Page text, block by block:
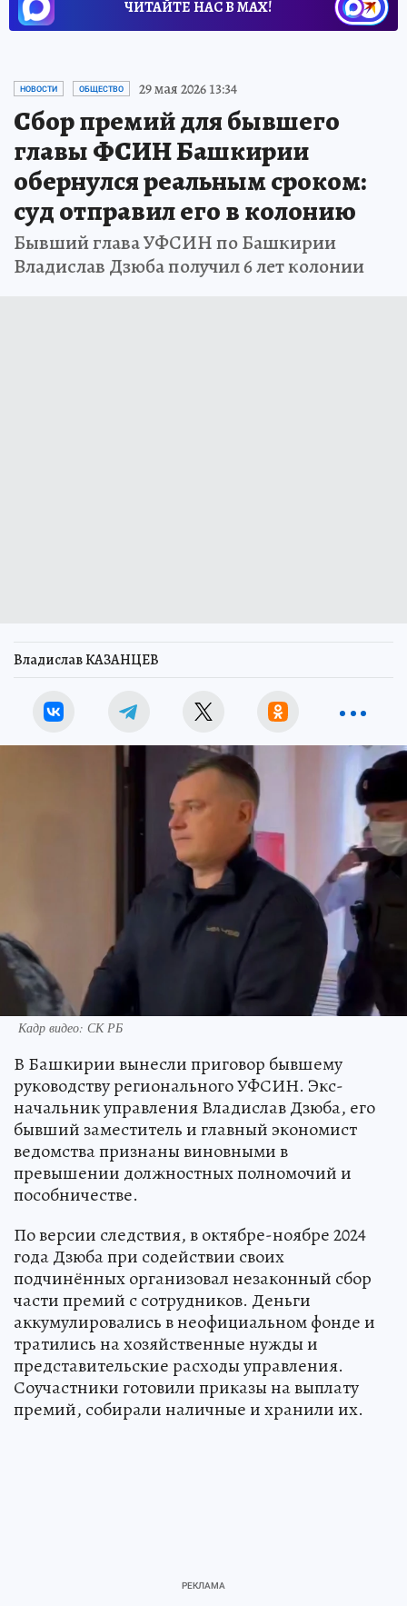
ЧИТАЙТЕ НАС В МАХ!
НОВОСТИ ОБЩЕСТВО 29 мая 2026 13:34
Сбор премий для бывшего
главы ФСИН Башкирии
обернулся реальным сроком:
суд отправил его в колонию
Бывший глава УФСИН по Башкирии
Владислав Дзюба получил 6 лет колонии
Владислав КАЗАНЦЕВ
Кадр видео: СК РБ
В Башкирии вынесли приговор бывшему
руководству регионального УФСИН. Экс-
начальник управления Владислав Дзюба, его
бывший заместитель и главный экономист
ведомства признаны виновными в
превышении должностных полномочий и
пособничестве.
По версии следствия, в октябре-ноябре 2024
года Дзюба при содействии своих
подчинённых организовал незаконный сбор
части премий с сотрудников. Деньги
аккумулировались в неофициальном фонде и
тратились на хозяйственные нужды и
представительские расходы управления.
Соучастники готовили приказы на выплату
премий, собирали наличные и хранили их.